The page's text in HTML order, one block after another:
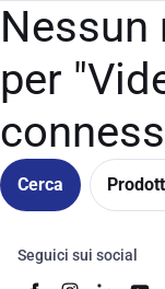
per
Cerca
Seguici sui social